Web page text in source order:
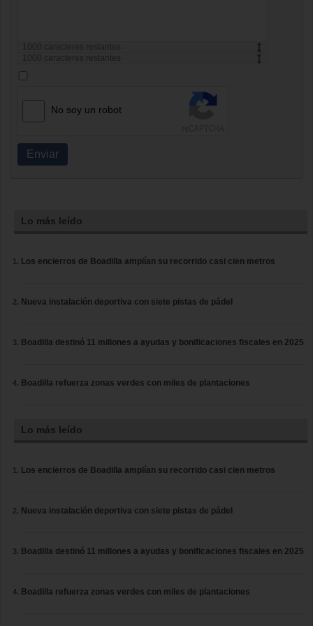
caracteres restantes
caracteres restantes
No soy un robot
Enviar
Lo más leído
Los encierros de Boadilla amplían su recorrido casi cien metros
Nueva instalación deportiva con siete pistas de pádel
Boadilla destinó 11 millones a ayudas y bonificaciones fiscales en 2025
Boadilla refuerza zonas verdes con miles de plantaciones
Lo más leído
Los encierros de Boadilla amplían su recorrido casi cien metros
Nueva instalación deportiva con siete pistas de pádel
Boadilla destinó 11 millones a ayudas y bonificaciones fiscales en 2025
Boadilla refuerza zonas verdes con miles de plantaciones